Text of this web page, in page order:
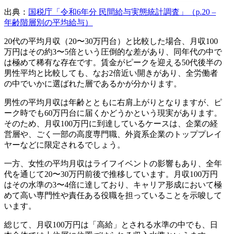
出典： 国税庁「令和6年分 民間給与実態統計調査」（p.20 –
年齢階層別の平均給与）
20代の平均月収（20〜30万円台）と比較した場合、月収100
万円はその約3〜5倍という圧倒的な差があり、同年代の中で
は極めて稀有な存在です。賃金がピークを迎える50代後半の
男性平均と比較しても、なお2倍近い開きがあり、全労働者
の中でいかに選ばれた層であるかが分かります。
男性の平均月収は年齢とともに右肩上がりとなりますが、ピ
ーク時でも60万円台に届くかどうかという現実があります。
そのため、月収100万円に到達しているケースは、企業の経
営層や、ごく一部の高度専門職、外資系企業のトッププレイ
ヤーなどに限定されるでしょう。
一方、女性の平均月収はライフイベントの影響もあり、全年
代を通じて20〜30万円前後で推移しています。月収100万円
はその水準の3〜4倍に達しており、キャリア形成において極
めて高い専門性や責任ある役職を担っていることを示唆して
います。
総じて、月収100万円は「高給」とされる水準の中でも、日